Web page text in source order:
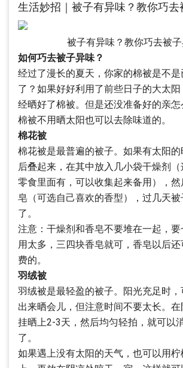
生活妙招｜被子有异味？教你巧去
被子有异味？教你巧去被
如何巧去被子异味？
经过了漫长的夏天，你家的棉被是不
了？如果好好利用了前些日子的大太
经晒好了棉被。但是还没准备好的亲
棉被不用晒太阳也可以去除味道的。
棉花被
棉花被是最普遍的被子。如果有太阳
后叠起来，在其中放入几小袋干燥剂
零食里面有，可以收集起来备用），
皂（可选自己喜欢的香型），过几天
了。
注意：干燥剂和香皂不要堆在一起，
用太多，三四块香皂就可，香皂以后
费的。
羽绒被
羽绒被是最轻盈的被子。阳光充足时
出来晒会儿，但注意时间不要太长。
挂晒上2-3天，然后均匀轻拍，就可以
了。
如果遇上没有太阳的天气，也可以用